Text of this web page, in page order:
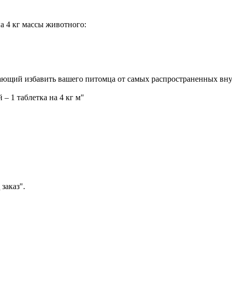
4 кг массы животного:
избавить вашего питомца от самых распространенных
1 таблетка на 4 кг м"